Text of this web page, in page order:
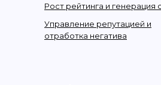
Управление репутацией и
отработка негатива
Рост рейтинга и генерация